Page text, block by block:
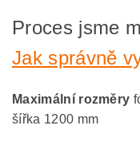
Proces jsme
Jak správně
Maximální rozměry
šířka 1200 mm